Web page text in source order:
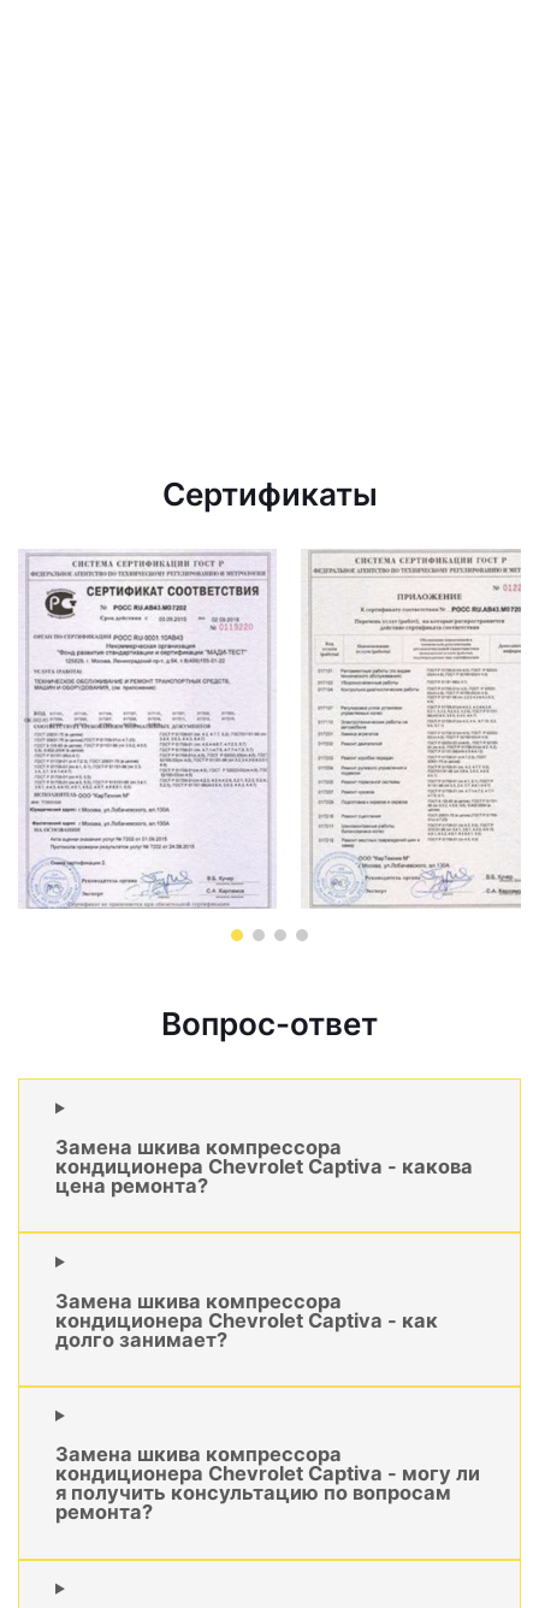
Сертификаты
Вопрос-ответ
Замена шкива компрессора
кондиционера Chevrolet Captiva - какова
цена ремонта?
Замена шкива компрессора
кондиционера Chevrolet Captiva - как
долго занимает?
Замена шкива компрессора
кондиционера Chevrolet Captiva - могу ли
я получить консультацию по вопросам
ремонта?